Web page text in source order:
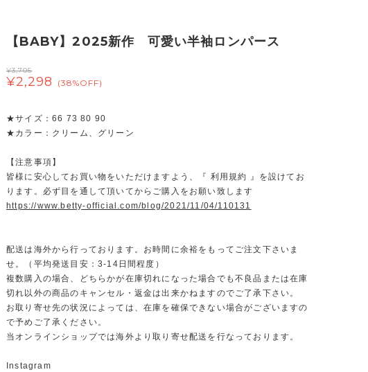
【BABY】2025新作 可愛い半袖ロンパース
¥3,705
¥2,298 (38%OFF)
★サイズ：66 73 80 90
★カラー：クリーム、グリーン
【注意事項】
皆様に安心してお買い物をいただけますよう、『 利用規約 』を設けてお
ります。必ず目を通して頂いてからご購入をお願い致します
https://www.betty-official.com/blog/2021/11/04/110131
配送は海外から行っております。お時間に余裕をもってご注文下さいま
せ。（平均発送目安：3-14日間程度）
複数購入の場合、どちらかが在庫切れになった場合でも不良品または在庫
切れ以外の商品のキャンセル・返金は出来かねますのでご了承下さい。
お取り寄せ先の状況によっては、在庫を確保できない場合がございますの
で予めご了承ください。
当オンラインショップでは海外より取り寄せ配送を行なっております。
Instagram